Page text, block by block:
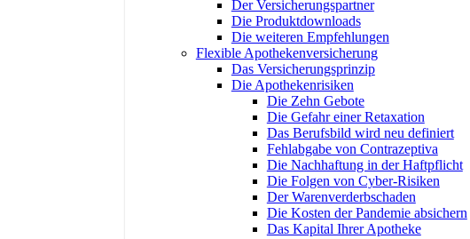
Der Versicherungspartner
Die Produktdownloads
Die weiteren Empfehlungen
Flexible Apothekenversicherung
Das Versicherungsprinzip
Die Apothekenrisiken
Die Zehn Gebote
Die Gefahr einer Retaxation
Das Berufsbild wird neu definiert
Fehlabgabe von Contrazeptiva
Die Nachhaftung in der Haftpflicht
Die Folgen von Cyber-Risiken
Der Warenverderbschaden
Die Kosten der Pandemie absichern
Das Kapital Ihrer Apotheke